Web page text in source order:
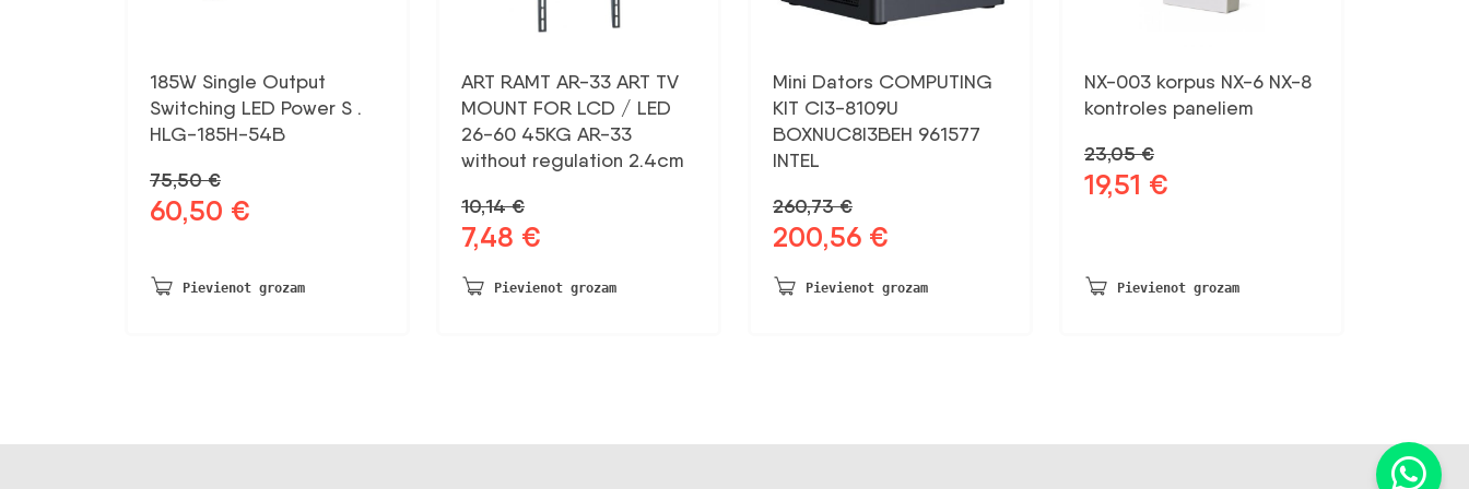
185W Single Output
Switching LED Power S .
HLG-185H-54B
75,50€
Sākotnējā
75,50 €.
60,50 €
60,50 €.
Pievienot grozam
ART RAMT AR-33 ART TV
MOUNT FOR LCD / LED
26-60 45KG AR-33
without regulation 2.4cm
10,14€
Sākotnējā
bija:
7,48 €
ir:
Pievienot grozam
Mini Dators COMPUTING
KIT CI3-8109U
BOXNUC8I3BEH 961577
INTEL
260,73€
Sākotnējā
bija:
200,56 €
ir:
Pievienot grozam
NX-003 korpus NX-6 NX-8
kontroles paneliem
23,05€
Sākotnējā
19,51 €
Pievienot grozam